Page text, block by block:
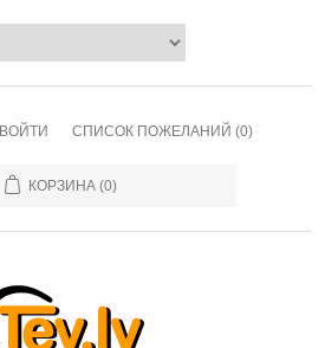
ВОЙТИ СПИСОК ПОЖЕЛАНИЙ (0)
КОРЗИНА (0)